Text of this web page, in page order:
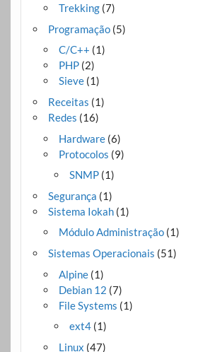
Trekking(7)
Programação(5)
C/C++ (1)
PHP(2)
Sieve(1)
Receitas (1)
Redes (16)
Hardware(6)
Protocolos (9)
SNMP (1)
Segurança (1)
Sistema Iokah(1)
Módulo Administração(1)
Sistemas Operacionais (51)
Alpine(1)
Debian 12 (7)
File Systems (1)
ext4 (1)
Linux (47)